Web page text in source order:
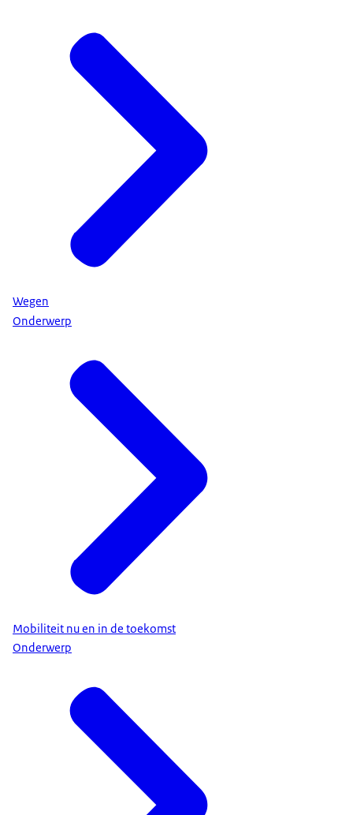
Wegen
Onderwerp
Mobiliteit nu en in de toekomst
Onderwerp